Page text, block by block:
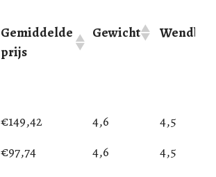
Gemiddelde
prijs
Gewicht
Gemiddelde
Gewicht
€149,42 4,6
4,5
€97,74 4,6 4,5